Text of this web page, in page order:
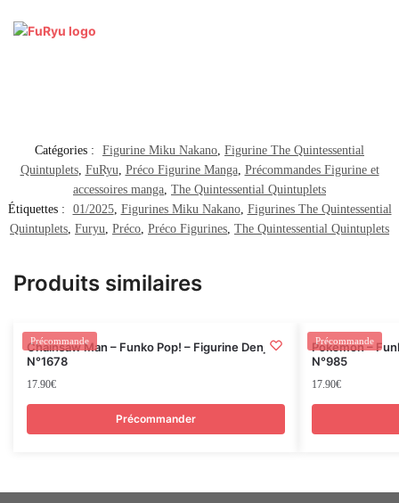
Catégories : Figurine Miku Nakano, Figurine The Quintessential
Quintuplets, FuRyu, Préco Figurine Manga, Précommandes Figurine et
accessoires manga, The Quintessential Quintuplets
Étiquettes :
01/2025, Figurines Miku Nakano, Figurines The Quintessential
Quintuplets, Furyu, Préco, Préco Figurines, The Quintessential Quintuplets
Produits similaires
Précommande
Chainsaw Man – Funko Pop! – Figurine Denji –
N°1678
17.90€
Précommander
Précommande
Pokemon –
N°985
17.90€